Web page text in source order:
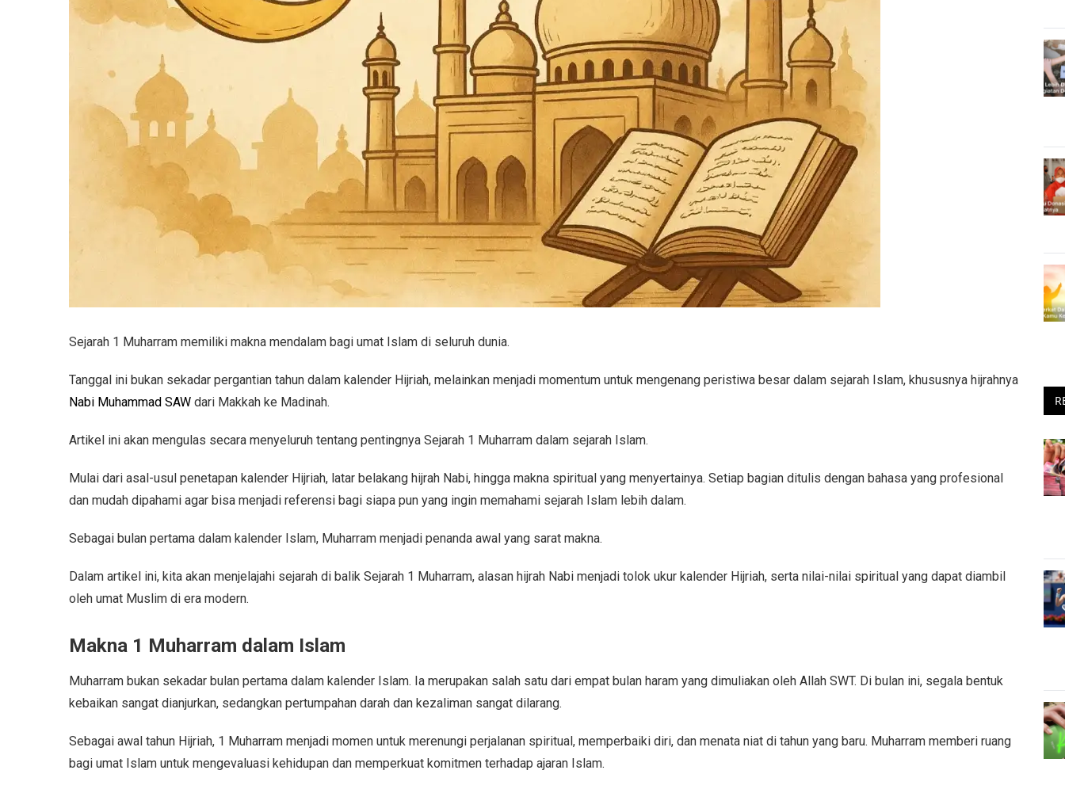
Sejarah 1 Muharram memiliki makna mendalam bagi umat Islam di seluruh dunia.
Tanggal ini bukan sekadar pergantian tahun dalam kalender Hijriah, melainkan menjadi momentum untuk mengenang peristiwa besar dalam sejarah Islam, khususnya hijrahnya
Nabi Muhammad SAW dari Makkah ke Madinah.
Artikel ini akan mengulas secara menyeluruh tentang pentingnya Sejarah 1 Muharram dalam sejarah Islam.
Mulai dari asal-usul penetapan kalender Hijriah, latar belakang hijrah Nabi, hingga makna spiritual yang menyertainya. Setiap bagian ditulis dengan bahasa yang profesional
dan mudah dipahami agar bisa menjadi referensi bagi siapa pun yang ingin memahami sejarah Islam lebih dalam.
Sebagai bulan pertama dalam kalender Islam, Muharram menjadi penanda awal yang sarat makna.
Dalam artikel ini, kita akan menjelajahi sejarah di balik Sejarah 1 Muharram, alasan hijrah Nabi menjadi tolok ukur kalender Hijriah, serta nilai-nilai spiritual yang dapat diambil
oleh umat Muslim di era modern.
Makna 1 Muharram dalam Islam
Muharram bukan sekadar bulan pertama dalam kalender Islam. Ia merupakan salah satu dari empat bulan haram yang dimuliakan oleh Allah SWT. Di bulan ini, segala bentuk
kebaikan sangat dianjurkan, sedangkan pertumpahan darah dan kezaliman sangat dilarang.
Sebagai awal tahun Hijriah, 1 Muharram menjadi momen untuk merenungi perjalanan spiritual, memperbaiki diri, dan menata niat di tahun yang baru. Muharram memberi ruang
bagi umat Islam untuk mengevaluasi kehidupan dan memperkuat komitmen terhadap ajaran Islam.